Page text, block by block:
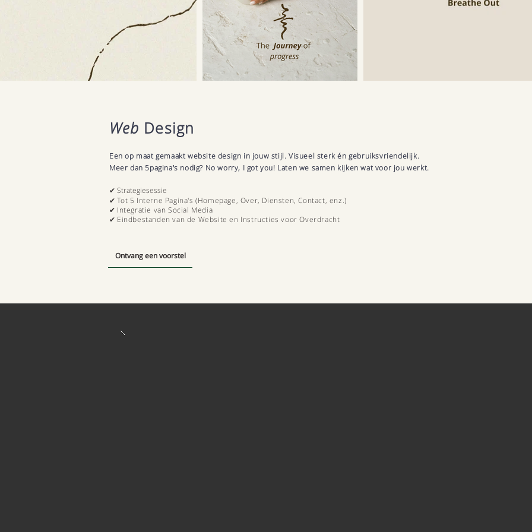
Web Design
Een op maat gemaakt website design in jouw stijl. Visueel sterk én gebruiksvriendelijk.
Meer dan 5pagina's nodig? No worry, I got you! Laten we samen kijken wat voor jou werkt.
✔ Strategiesessie
✔ Tot 5 Interne Pagina's (Homepage, Over, Diensten, Contact, enz.)
✔ Integratie van Social Media
✔ Eindbestanden van de Website en Instructies voor Overdracht
Ontvang een voorstel